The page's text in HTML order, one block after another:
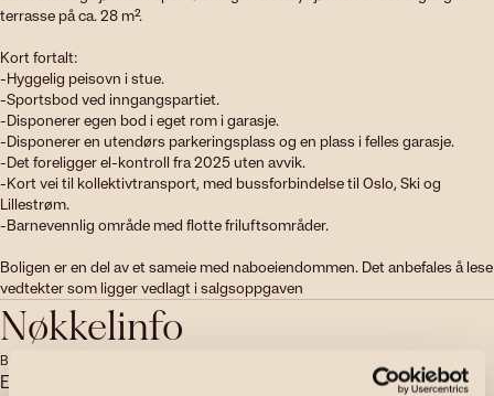
terrasse på ca. 28 m².
Kort fortalt:
-Hyggelig peisovn i stue.
-Sportsbod ved inngangspartiet.
-Disponerer egen bod i eget rom i garasje.
-Disponerer en utendørs parkeringsplass og en plass i felles garasje.
-Det foreligger el-kontroll fra 2025 uten avvik.
-Kort vei til kollektivtransport, med bussforbindelse til Oslo, Ski og
Lillestrøm.
-Barnevennlig område med flotte friluftsområder.
Boligen er en del av et sameie med naboeiendommen. Det anbefales å lese
vedtekter som ligger vedlagt i salgsoppgaven
Nøkkelinfo
BOLIGTYPE
Enebolig